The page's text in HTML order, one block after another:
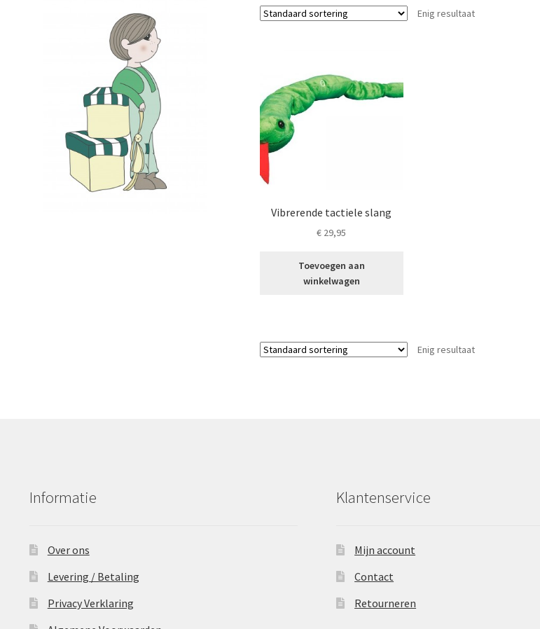
Enig resultaat
Vibrerende tactiele slang
€ 29,95
Toevoegen aan
winkelwagen
Enig resultaat
Informatie
Over ons
Levering / Betaling
Privacy Verklaring
Klantenservice
Mijn account
Contact
Retourneren